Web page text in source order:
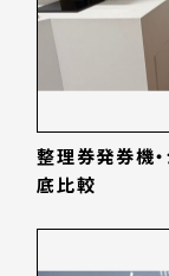
整理券発券機
底比較